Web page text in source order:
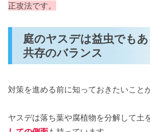
正攻法です。
庭のヤスデは益虫でも
共存のバランス
対策を進める前に知っておきたいこと
ヤスデは落ち葉や腐植物を分解して土